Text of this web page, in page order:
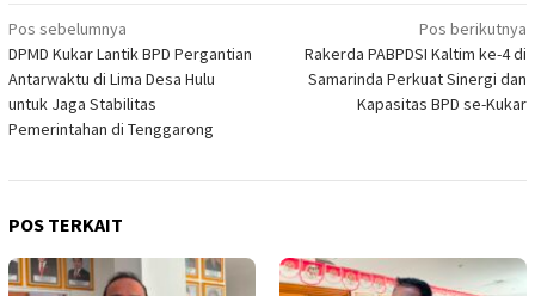
Navigasi
pos
Pos sebelumnya
DPMD Kukar Lantik BPD Pergantian
Antarwaktu di Lima Desa Hulu
untuk Jaga Stabilitas
Pemerintahan di Tenggarong
Pos berikutnya
Rakerda PABPDSI Kaltim ke-4 di
Samarinda Perkuat Sinergi dan
Kapasitas BPD se-Kukar
POS TERKAIT